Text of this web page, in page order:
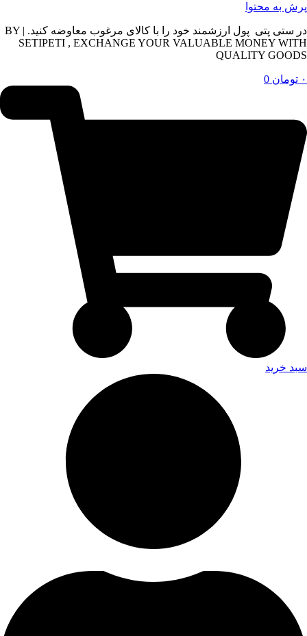
پرش به محتوا
در ستی پتی پول ارزشمند خود را با کالای مرغوب معاوضه کنید. | BY
SETIPETI , EXCHANGE YOUR VALUABLE MONEY WITH
QUALITY GOODS
۰ تومان 0
سبد خرید